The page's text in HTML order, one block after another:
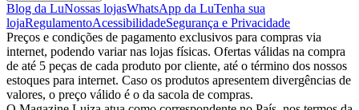
Blog da LuNossas lojasWhatsApp da LuTenha sua
lojaRegulamentoAcessibilidadeSegurança e Privacidade
Preços e condições de pagamento exclusivos para compras via
internet, podendo variar nas lojas físicas. Ofertas válidas na compra
de até 5 peças de cada produto por cliente, até o término dos nossos
estoques para internet. Caso os produtos apresentem divergências de
valores, o preço válido é o da sacola de compras.